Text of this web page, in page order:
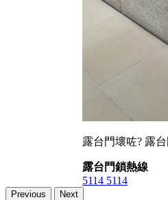
露台門壞咗? 露
露台門鎖熱線
5114 5114
Previous Next